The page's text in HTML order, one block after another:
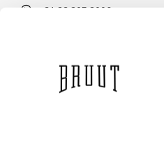
+31 23 205 2006
VIEW OPENING HOURS